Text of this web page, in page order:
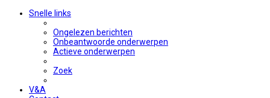
Snelle links
Ongelezen berichten
Onbeantwoorde onderwerpen
Actieve onderwerpen
Zoek
V&A